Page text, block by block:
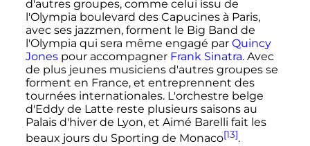
d'autres groupes, comme celui issu de
l'Olympia boulevard des Capucines à Paris,
avec ses jazzmen, forment le Big Band de
l'Olympia qui sera même engagé par Quincy
Jonespour accompagner Frank Sinatra. Avec
de plus jeunes musiciens d'autres groupes se
forment en France, et entreprennent des
tournées internationales. L'orchestre belge
d'Eddy de Latte reste plusieurs saisons au
Palais d'hiver de Lyon, et Aimé Barelli fait les
beaux jours du Sporting de Monaco[13].